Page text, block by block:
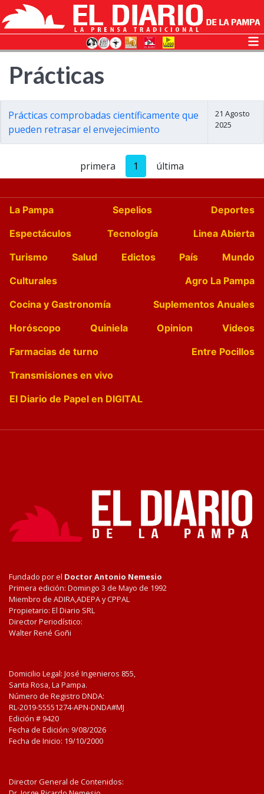
Prácticas
Prácticas comprobadas científicamente que
pueden retrasar el envejecimiento
21 Agosto
2025
primera 1 última
La Pampa Sepelios
Deportes
Espectáculos
Tecnología
Linea Abierta
Turismo
Salud Edictos País
Mundo
Culturales
Agro La Pampa
Cocina y Gastronomía
Suplementos Anuales
Horóscopo
Quiniela Opinion
Videos
Farmacias de turno
Entre Pocillos
Transmisiones en vivo
El Diario de Papel en DIGITAL
Fundado por el Doctor Antonio Nemesio
Primera edición: Domingo 3 de Mayo de 1992
Miembro de ADIRA,ADEPA y CPPAL
Propietario: El Diario SRL
Director Periodístico:
Walter René Goñi
Domicilio Legal: José Ingenieros 855,
Santa Rosa, La Pampa.
Número de Registro DNDA:
RL-2019-55551274-APN-DNDA#MJ
Edición # 9420
Fecha de Edición: 9/08/2026
Fecha de Inicio: 19/10/2000
Director General de Contenidos: